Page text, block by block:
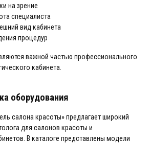
на зрение
специалиста
вид кабинета
процедур
важной частью профессионального
кабинета.
оборудования
салона красоты» предлагает широкий
для салонов красоты и
В каталоге представлены модели